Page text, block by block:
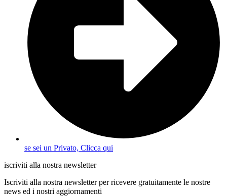
se sei un Privato, Clicca qui
iscriviti alla nostra newsletter
Iscriviti alla nostra newsletter per ricevere gratuitamente le nostre
news ed i nostri aggiornamenti